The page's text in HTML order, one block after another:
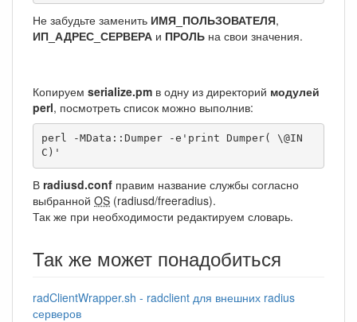
Не забудьте заменить ИМЯ_ПОЛЬЗОВАТЕЛЯ,
ИП_АДРЕС_СЕРВЕРА и ПРОЛЬ на свои значения.
Копируем serialize.pm в одну из директорий модулей
perl, посмотреть список можно выполнив:
perl -MData::Dumper -e'print Dumper( \@IN
C)'
В radiusd.conf правим название службы согласно
выбранной OS (radiusd/freeradius).
Так же при необходимости редактируем словарь.
Так же может понадобиться
radClientWrapper.sh - radclient для внешних radius
серверов